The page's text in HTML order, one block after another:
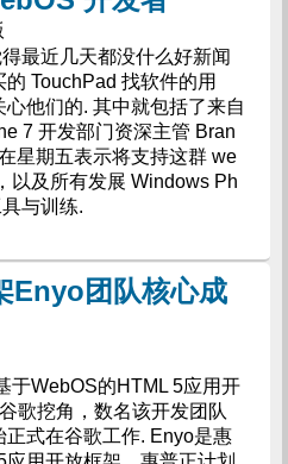
最近几天都没什么好新闻
TouchPad 找软件的用
他们的. 其中就包括了来自
7 开发部门资深主管 Bran
星期五表示将支持这群 we
以及所有发展 Windows Ph
与训练.
Enyo团队核心成
于WebOS的HTML 5应用开
歌挖角，数名该开发团队
式在谷歌工作. Enyo是惠